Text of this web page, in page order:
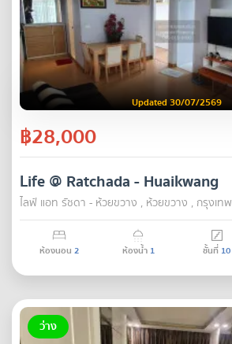
Updated 30/07/2569
฿28,000
Life @ Ratchada - Huaikwang
ไลฟ์ แอท รัชดา - ห้วยขวาง , ห้วยขวาง , กรุงเทพ
ห้องนอน 2 ห้องน้ำ 1 ชั้นที่ 10
ว่าง